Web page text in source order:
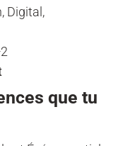
Digital,
que tu